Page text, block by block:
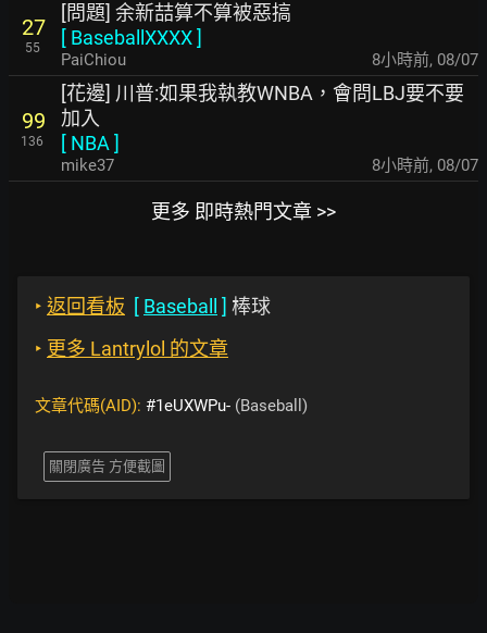
27
55
[問題] 余新喆算不算被惡搞
[ BaseballXXXX]
PaiChiou 8小時前, 08/07
99
136
[花邊] 川普:如果我執教WNBA，會問LBJ要不要
加入
[ NBA ]
mike37 8小時前, 08/07
更多 即時熱門文章 >>
‣ 返回看板 [ Baseball ] 棒球
‣ 更多 Lantrylol 的文章
文章代碼(AID): #1eUXWPu- (Baseball)
關閉廣告 方便截圖